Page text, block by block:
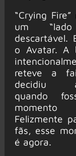
“Crying
um
descartável.
o Avatar. A
reteve a
decidiu
quando
momento
Felizmente
fãs, esse
é agora.